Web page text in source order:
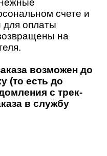
счете и
для оплаты
на
возможен до
(то есть до
с трек-
в службу